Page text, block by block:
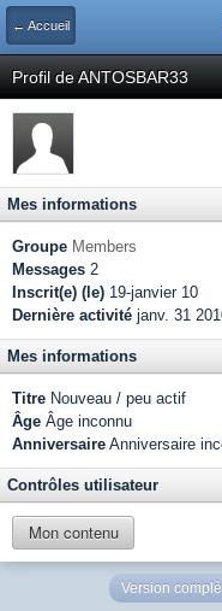
← Accueil
Profil de ANTOSBAR33
Mes informations
Groupe Members
Messages 2
Inscrit(e) (le) 19-janvier 10
Dernière activité janv. 31
Mes informations
Titre Nouveau / peu actif
Âge Âge inconnu
Anniversaire Anniversaire
Contrôles utilisateur
Mon contenu
Version